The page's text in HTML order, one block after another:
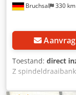
Bruchsal 330 km
Toestand: direct
Z
uitlezing -CE-
Hoogte tussen de